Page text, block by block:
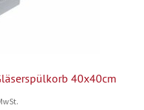
40x40cm